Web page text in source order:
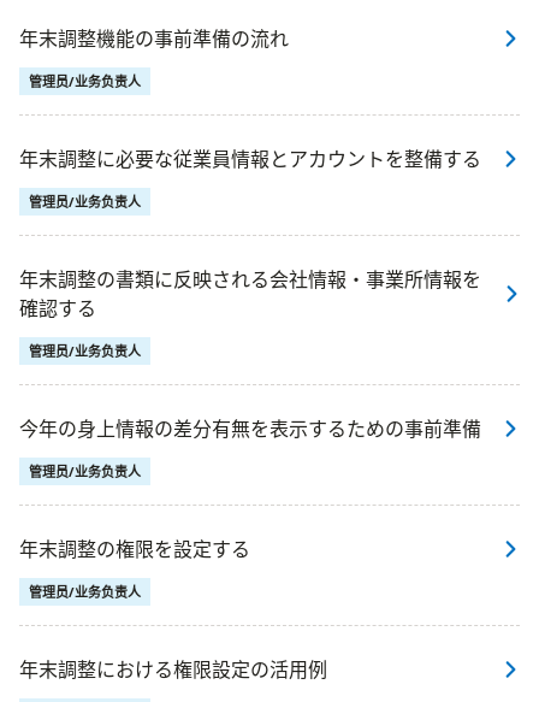
年末調整機能の事前準備の流れ
管理员/业务负责人
年末調整に必要な従業員情報とアカウントを整備する
管理员/业务负责人
年末調整の書類に反映される会社情報・事業所情報を
確認する
管理员/业务负责人
今年の身上情報の差分有無を表示するための事前準備
管理员/业务负责人
年末調整の権限を設定する
管理员/业务负责人
年末調整における権限設定の活用例